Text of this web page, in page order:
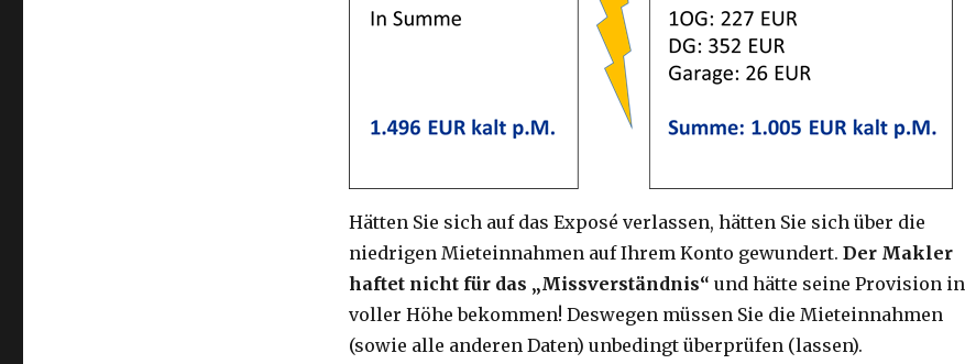
Hätten Sie sich auf das Exposé verlassen, hätten Sie sich über die
niedrigen Mieteinnahmen auf Ihrem Konto gewundert. Der Makler
haftet nicht für das „Missverständnis“ und hätte seine Provision in
voller Höhe bekommen! Deswegen müssen Sie die Mieteinnahmen
(sowie alle anderen Daten) unbedingt überprüfen (lassen).